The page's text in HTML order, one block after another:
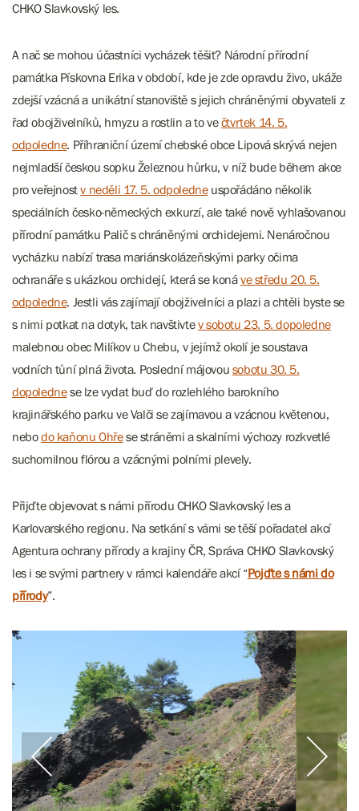
CHKO Slavkovský les.
A nač se mohou účastníci vycházek těšit? Národní přírodní
památka Pískovna Erika v období, kde je zde opravdu živo, ukáže
zdejší vzácná a unikátní stanoviště s jejich chráněnými obyvateli z
řad obojživelníků, hmyzu a rostlin a to večtvrtek 14. 5.
odpoledne. Příhraniční území chebské obce Lipová skrývá nejen
nejmladší českou sopku Železnou hůrku, v níž bude během akce
pro veřejnostv neděli 17. 5. odpoledneuspořádáno několik
speciálních česko-německých exkurzí, ale také nově vyhlašovanou
přírodní památku Palič s chráněnými orchidejemi. Nenáročnou
vycházku nabízí trasa mariánskolázeňskými parky očima
ochranáře s ukázkou orchidejí, která se konáve středu 20. 5.
odpoledne. Jestli vás zajímají obojživelníci a plazi a chtěli byste se
s nimi potkat na dotyk, tak navštivtev sobotu 23. 5. dopoledne
malebnou obec Milíkov u Chebu, v jejímž okolí je soustava
vodních tůní plná života. Poslední májovou sobotu 30. 5.
dopolednese lze vydat buď do rozlehlého barokního
krajinářského parku ve Valči se zajímavou a vzácnou květenou,
nebodo kaňonu Ohřese stráněmi a skalními výchozy rozkvetlé
suchomilnou flórou a vzácnými polními plevely.
Přijďte objevovat s námi přírodu CHKO Slavkovský les a
Karlovarského regionu. Na setkání s vámi se těší pořadatel akcí
Agentura ochrany přírody a krajiny ČR, Správa CHKO Slavkovský
les i se svými partnery v rámci kalendáře akcí “Pojďte s námi do
přírody”.